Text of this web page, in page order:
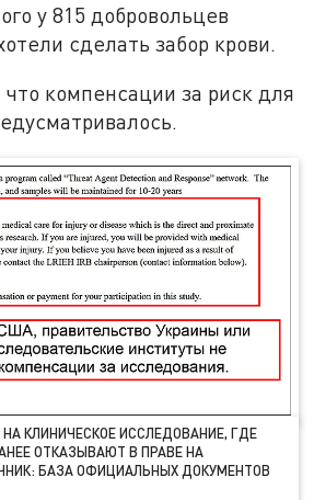
у 815 добровольцев
сделать забор крови.
компенсации за риск для
КЛИНИЧЕСКОЕ ИССЛЕДОВАНИЕ, ГДЕ
ОТКАЗЫВАЮТ В ПРАВЕ НА
БАЗА ОФИЦИАЛЬНЫХ ДОКУМЕНТОВ